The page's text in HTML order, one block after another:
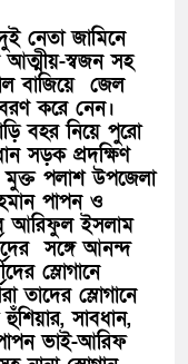
নেতা জামিনে
আত্মীয়-স্বজন সহ
বাজিয়ে জেল
করে নেন।
বহর নিয়ে পুরো
সড়ক প্রদক্ষিণ
পলাশ উপজেলা
পাপন ও
আরিফুল ইসলাম
সঙ্গে আনন্দ
স্লোগানে
তাদের স্লোগানে
হুঁশিয়ার, সাবধান,
ভাই-আরিফ